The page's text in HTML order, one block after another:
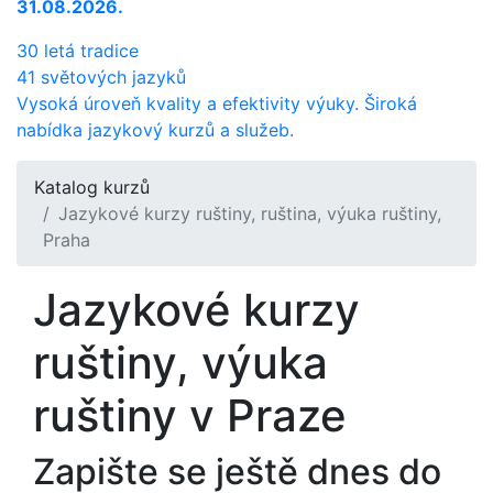
31.08.2026.
30 letá tradice
41 světových jazyků
Vysoká úroveň kvality a efektivity výuky. Široká
nabídka jazykový kurzů a služeb.
Katalog kurzů
Jazykové kurzy ruštiny, ruština, výuka ruštiny,
Praha
Jazykové kurzy
ruštiny, výuka
ruštiny v Praze
Zapište se ještě dnes do